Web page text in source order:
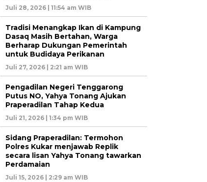
Juli 28, 2026 | 11:54 am WIB
Tradisi Menangkap Ikan di Kampung
Dasaq Masih Bertahan, Warga
Berharap Dukungan Pemerintah
untuk Budidaya Perikanan
Juli 27, 2026 | 2:21 am WIB
Pengadilan Negeri Tenggarong
Putus NO, Yahya Tonang Ajukan
Praperadilan Tahap Kedua
Juli 21, 2026 | 1:34 pm WIB
Sidang Praperadilan: Termohon
Polres Kukar menjawab Replik
secara lisan Yahya Tonang tawarkan
Perdamaian
Juli 15, 2026 | 2:29 am WIB